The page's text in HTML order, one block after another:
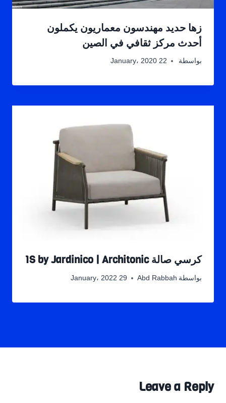
زها حديد مهندسون معماريون يكملون
أحدث مركز ثقافي في الصين
بواسطة 22 January، 2020
كرسي صالة 1S by Jardinico | Architonic
بواسطة Abd Rabbah 29 January، 2022
Leave a Reply